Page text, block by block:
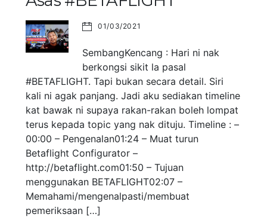
01/03/2021
SembangKencang : Hari ni nak
berkongsi sikit la pasal
#BETAFLIGHT. Tapi bukan secara detail. Siri
kali ni agak panjang. Jadi aku sediakan timeline
kat bawak ni supaya rakan-rakan boleh lompat
terus kepada topic yang nak dituju. Timeline : –
00:00 – Pengenalan01:24 – Muat turun
Betaflight Configurator –
http://betaflight.com01:50 – Tujuan
menggunakan BETAFLIGHT02:07 –
Memahami/mengenalpasti/membuat
pemeriksaan […]